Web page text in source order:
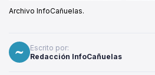
Archivo InfoCañuelas.
Escrito por:
Redacción InfoCañuelas